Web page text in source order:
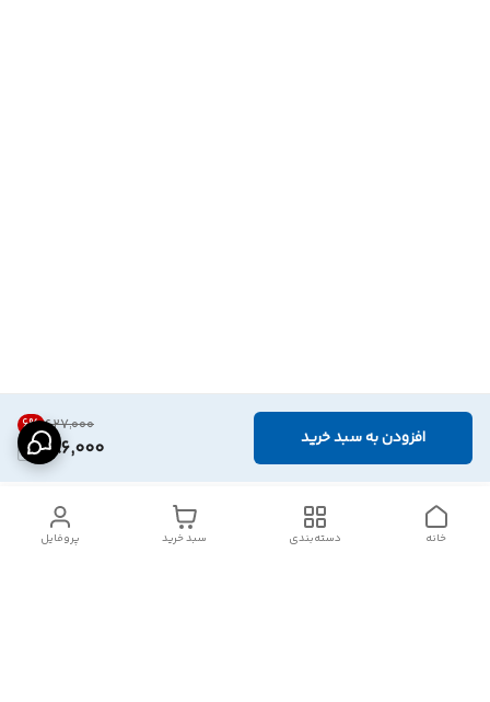
۶۲۷٬۰۰۰ 6%
586,000 افزودن به سبد خرید
پروفایل سبد خرید دسته‌بندی خانه